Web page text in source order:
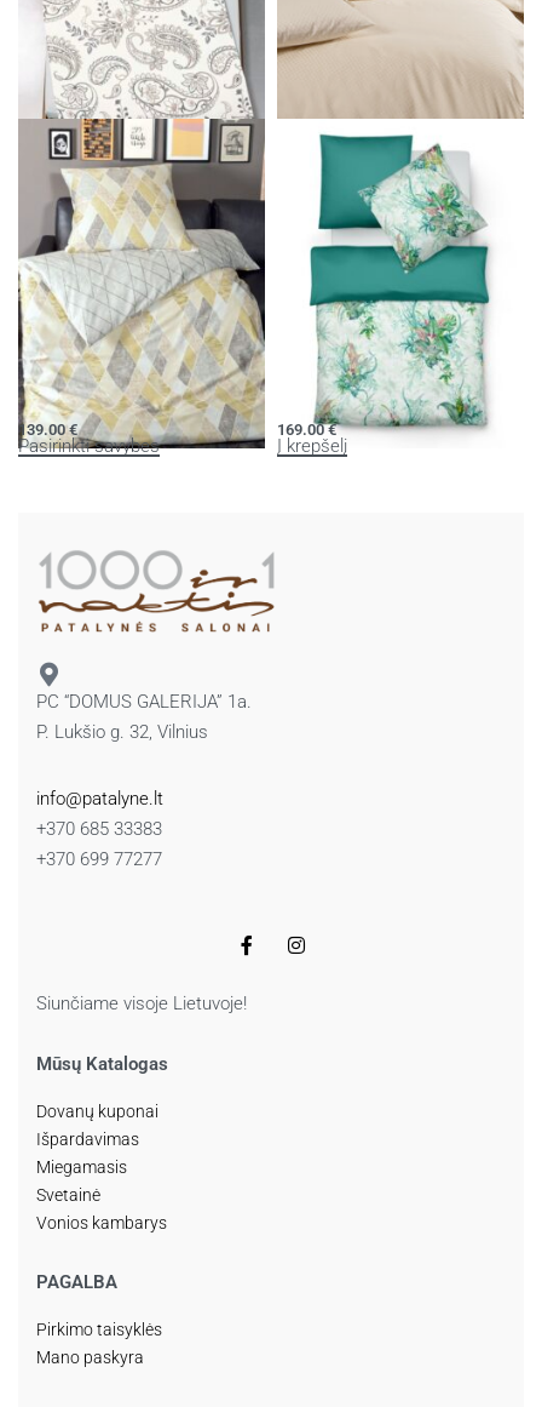
Patalynės komplektas MODERN
CLASSIC
101.00€
Į krepšelį
130.00
Pasirinkti savybes
Patalynės komplektas MOMENTS
139.00€
Pasirinkti savybes
Patalynės komplektas BED ART S
169.00€
Į krepšelį
PC “DOMUS GALERIJA” 1a.
P. Lukšio g. 32, Vilnius
info@patalyne.lt
+370 685 33383
+370 699 77277
Siunčiame visoje Lietuvoje!
Mūsų Katalogas
Dovanų kuponai
Išpardavimas
Miegamasis
Svetainė
Vonios kambarys
PAGALBA
Pirkimo taisyklės
Mano paskyra